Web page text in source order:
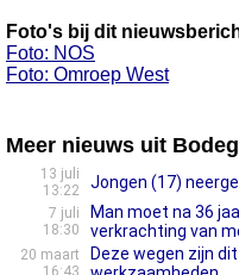
Foto's bij dit
Foto: NOS
Foto: Omroep West
Meer nieuws uit
13 juli
13:22
Jongen (17)
7 juli
18:30
Man moet na 36
verkrachting van
20 maart
16:43
Deze wegen zijn